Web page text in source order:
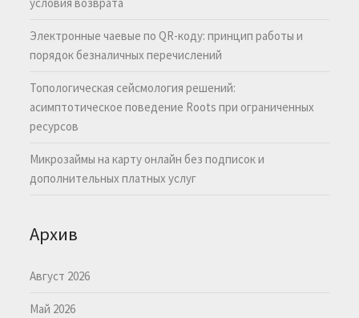
Электронные чаевые по QR-коду: принцип работы и
порядок безналичных перечислений
Топологическая сейсмология решений:
асимптотическое поведение Roots при ограниченных
ресурсов
Микрозаймы на карту онлайн без подписок и
дополнительных платных услуг
Архив
Август 2026
Май 2026